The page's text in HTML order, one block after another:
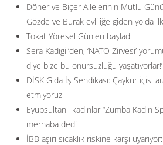
Döner ve Biçer Ailelerinin Mutlu
Gözde ve Burak evliliğe giden yolda ilk
Tokat Yöresel Günleri başladı
Sera Kadıgil’den, ‘NATO Zirvesi’
diye bize bu onursuzluğu yaşatıyorlar!’
DİSK Gıda İş Sendikası: Çaykur içisi
etmiyoruz
Eyüpsultanlı kadınlar “Zumba Kadın
merhaba dedi
İBB aşırı sıcaklık riskine karşı